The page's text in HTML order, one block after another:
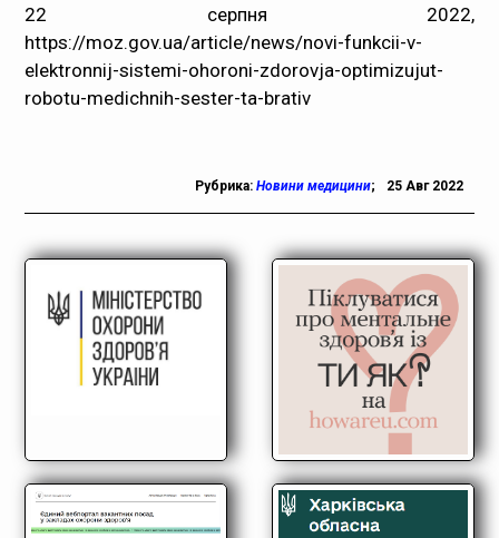
22 серпня 2022,
https://moz.gov.ua/article/news/novi-funkcii-v-
elektronnij-sistemi-ohoroni-zdorovja-optimizujut-
robotu-medichnih-sester-ta-brativ
Рубрика: Новини медицини; 25 Авг 2022